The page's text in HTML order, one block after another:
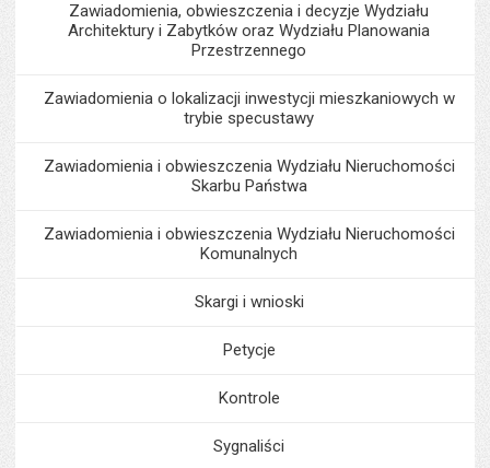
Zawiadomienia, obwieszczenia i decyzje Wydziału
Architektury i Zabytków oraz Wydziału Planowania
Przestrzennego
Zawiadomienia o lokalizacji inwestycji mieszkaniowych w
trybie specustawy
Zawiadomienia i obwieszczenia Wydziału Nieruchomości
Skarbu Państwa
Zawiadomienia i obwieszczenia Wydziału Nieruchomości
Komunalnych
Skargi i wnioski
Petycje
Kontrole
Sygnaliści